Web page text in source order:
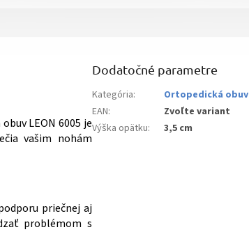
LEON 6005 je
vašim nohám
priečnej aj
problémom s
Dodatočné parametre
Kategória:
Ortopedická obuv
EAN:
Zvoľte variant
Výška opätku: 3,5 cm